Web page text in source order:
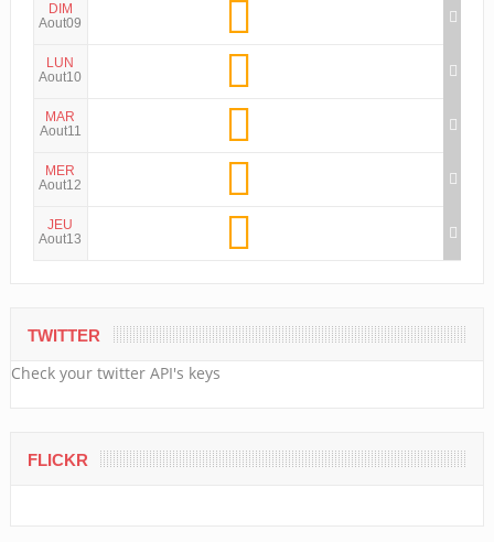
DIM
Aout09
LUN
Aout10
MAR
Aout11
MER
Aout12
JEU
Aout13
TWITTER
Check your twitter API's keys
FLICKR